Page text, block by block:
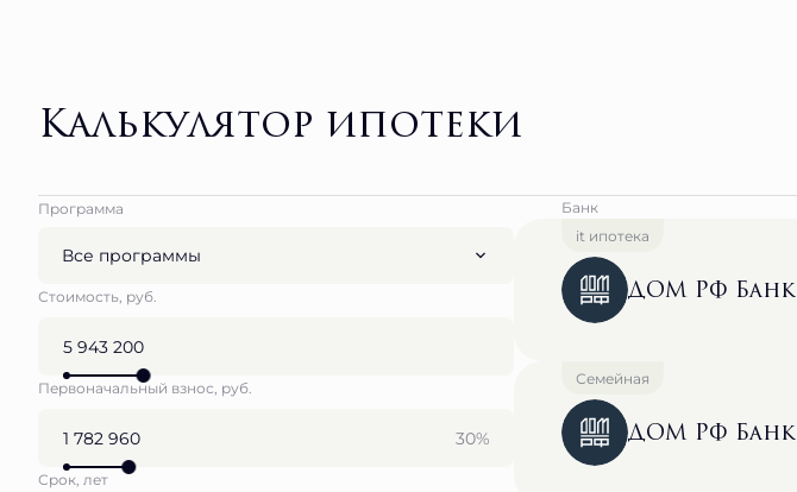
Калькулятор ипотеки
Программа
Все программы
Стоимость, руб.
Первоначальный взнос, руб.
30%
Срок, лет
Банк
it ипотека
ДОМ РФ Банк
Семейная
ДОМ РФ Банк